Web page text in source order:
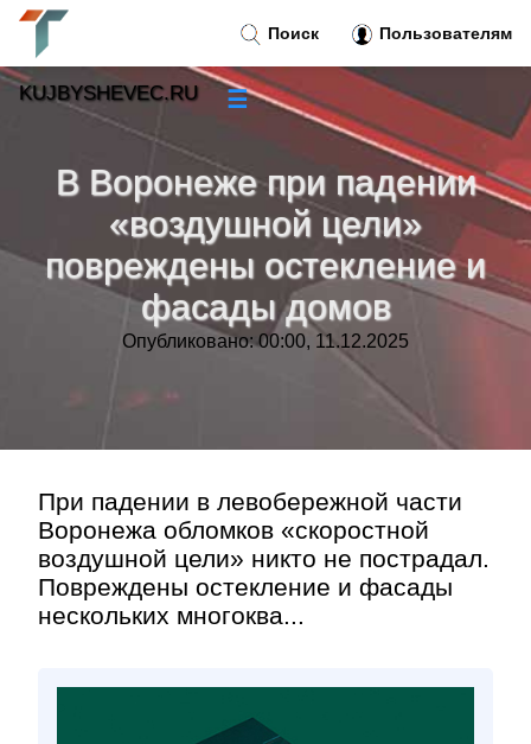
В Воронеже при падении
«воздушной цели»
повреждены остекление и
фасады домов
Опубликовано: 00:00, 11.12.2025
При падении в левобережной части
Воронежа обломков «скоростной
воздушной цели» никто не пострадал.
Повреждены остекление и фасады
нескольких многоква...
Поиск Пользователям
KUJBYSHEVEC.RU ☰
Новости
Тренды новостей»
Рубрики»
»